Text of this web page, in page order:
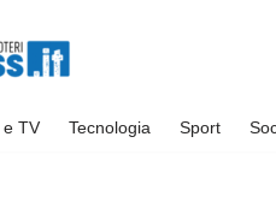
e TV Tecnologia Sport